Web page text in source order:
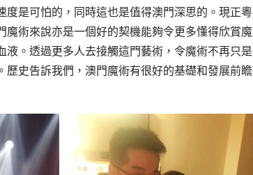
是可怕的，同時這也是值得澳門深思的。現正粵
術來說亦是一個好的契機能夠令更多懂得欣賞魔
。透過更多人去接觸這門藝術，令魔術不再只是
史告訴我們，澳門魔術有很好的基礎和發展前瞻